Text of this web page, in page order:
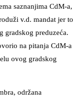
saznanjima CdM-a,
v.d. mandat jer to
gradskog preduzeća.
na pitanja CdM-a
ovog gradskog
održana